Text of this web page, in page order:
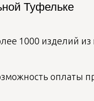
Туфельке
1000 изделий
оплаты